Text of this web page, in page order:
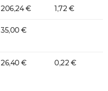
206,24 € 1,72 €
35,00 €
26,40 € 0,22 €